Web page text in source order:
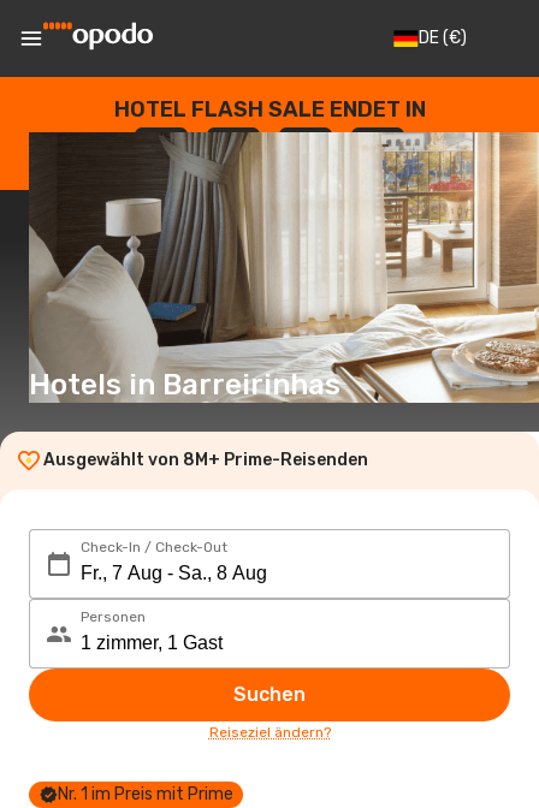
DE(€)
HOTEL FLASH SALE ENDET IN
--
TAGE
: --
STUNDEN
: --
SEKUNDEN
Hotels in Barreirinhas
Ausgewählt von 8M+ Prime-Reisenden
Check-In / Check-Out
Personen
Suchen
Reiseziel ändern?
Nr. 1 im Preis mit Prime